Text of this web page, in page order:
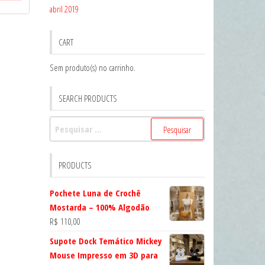
abril 2019
CART
Sem produto(s) no carrinho.
SEARCH PRODUCTS
Pesquisar
por:
PRODUCTS
Pochete Luna de Crochê
Mostarda – 100% Algodão
R$ 110,00
Supote Dock Temático Mickey
Mouse Impresso em 3D para